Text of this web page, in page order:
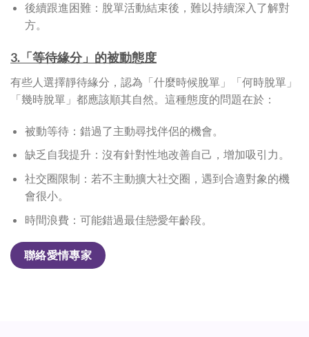
後續跟進困難：脫單活動結束後，難以持續深入了解對
方。
3.「等待緣分」的被動態度
有些人選擇靜待緣分，認為「什麼時候脫單」「何時脫單」
「幾時脫單」都應該順其自然。這種態度的問題在於：
被動等待：錯過了主動尋找伴侶的機會。
缺乏自我提升：沒有針對性地改善自己，增加吸引力。
社交圈限制：若不主動擴大社交圈，遇到合適對象的機
會很小。
時間浪費：可能錯過最佳戀愛年齡段。
聯絡愛情專家